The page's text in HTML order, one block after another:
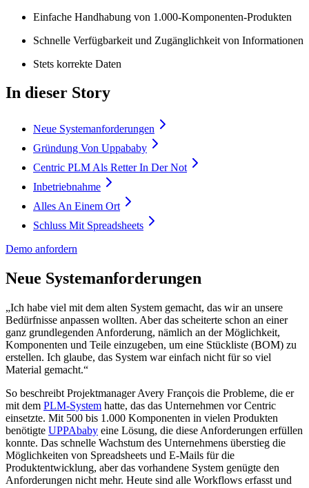
Einfache Handhabung von 1.000-Komponenten-Produkten
Schnelle Verfügbarkeit und Zugänglichkeit von Informationen
Stets korrekte Daten
In dieser Story
Neue Systemanforderungen
Gründung Von Uppababy
Centric PLM Als Retter In Der Not
Inbetriebnahme
Alles An Einem Ort
Schluss Mit Spreadsheets
Demo anfordern
Neue Systemanforderungen
„Ich habe viel mit dem alten System gemacht, das wir an unsere
Bedürfnisse anpassen wollten. Aber das scheiterte schon an einer
ganz grundlegenden Anforderung, nämlich an der Möglichkeit,
Komponenten und Teile einzugeben, um eine Stückliste (BOM) zu
erstellen. Ich glaube, das System war einfach nicht für so viel
Material gemacht.“
So beschreibt Projektmanager Avery François die Probleme, die er
mit dem PLM-System hatte, das das Unternehmen vor Centric
einsetzte. Mit 500 bis 1.000 Komponenten in vielen Produkten
benötigte UPPAbaby eine Lösung, die diese Anforderungen erfüllen
konnte. Das schnelle Wachstum des Unternehmens überstieg die
Möglichkeiten von Spreadsheets und E-Mails für die
Produktentwicklung, aber das vorhandene System genügte den
Anforderungen nicht mehr. Heute sind alle Workflows erfasst und